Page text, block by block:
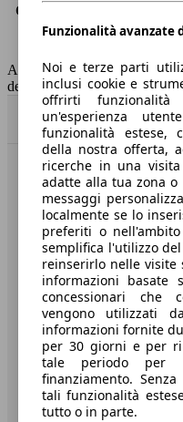
Consumo (combinato)*
Classe di emissione
AutoScout24 non si assume
dei dati.
Benvenuti su
Società
A proposito di
Stampa
Media
Condizioni generali
Informazioni
Funzionalità avanzate
Noi e terze parti
inclusi cookie e
offrirti
un'esperienza
funzionalità estese,
della nostra offerta,
ricerche in una
adatte alla tua zona
messaggi
localmente se lo
preferiti o
semplifica l'utilizzo
reinserirlo nelle visite
informazioni basate
concessionari che
vengono utilizzati
informazioni fornite
per 30 giorni e per
tale periodo per
finanziamento.
tali funzionalità
tutto o in parte.